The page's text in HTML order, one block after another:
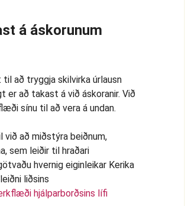
á áskorunum
að tryggja skilvirka úrlausn
að takast á við áskoranir. Við
sínu til að vera á undan.
hjálparborðsins lífi